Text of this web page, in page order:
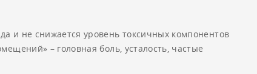
и не снижается уровень токсичных компонентов
– головная боль, усталость, частые